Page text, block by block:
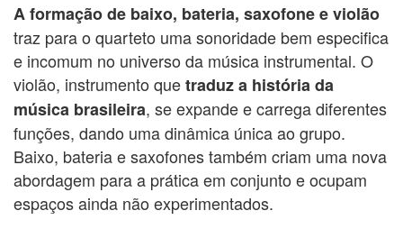
A formação de baixo, bateria, saxofone e violão
traz para o quarteto uma sonoridade bem especifica
e incomum no universo da música instrumental. O
violão, instrumento quetraduz a história da
música brasileira, se expande e carrega diferentes
funções, dando uma dinâmica única ao grupo.
Baixo, bateria e saxofones também criam uma nova
abordagem para a prática em conjunto e ocupam
espaços ainda não experimentados.